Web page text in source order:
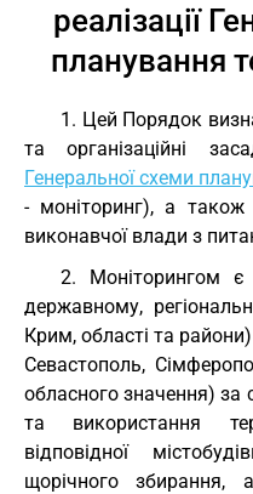
реалізації
планування
1. Цей Порядок
та організаційні
Генеральної схеми
- моніторинг), а також
виконавчої влади з
2. Моніторингом є
державному,
Крим, області та
Севастополь,
обласного значення) за
та використання
відповідної
щорічного збирання,